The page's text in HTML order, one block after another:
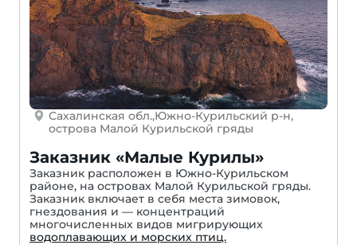
Сахалинская обл.,Южно-Курильский р-н,
острова Малой Курильской гряды
Заказник «Малые Курилы»
Заказник расположен в Южно-Курильском
районе, на островах Малой Курильской гряды.
Заказник включает в себя места зимовок,
гнездования и — концентраций
многочисленных видов мигрирующих
водоплавающих и морских птиц.